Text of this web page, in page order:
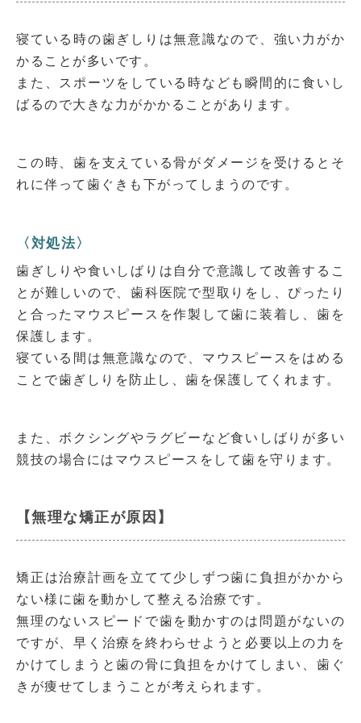
寝ている時の歯ぎしりは無意識なので、強い力がか
かることが多いです。
また、スポーツをしている時なども瞬間的に食いし
ばるので大きな力がかかることがあります。
この時、歯を支えている骨がダメージを受けるとそ
れに伴って歯ぐきも下がってしまうのです。
〈対処法〉
歯ぎしりや食いしばりは自分で意識して改善するこ
とが難しいので、歯科医院で型取りをし、ぴったり
と合ったマウスピースを作製して歯に装着し、歯を
保護します。
寝ている間は無意識なので、マウスピースをはめる
ことで歯ぎしりを防止し、歯を保護してくれます。
また、ボクシングやラグビーなど食いしばりが多い
競技の場合にはマウスピースをして歯を守ります。
【無理な矯正が原因】
矯正は治療計画を立てて少しずつ歯に負担がかから
ない様に歯を動かして整える治療です。
無理のないスピードで歯を動かすのは問題がないの
ですが、早く治療を終わらせようと必要以上の力を
かけてしまうと歯の骨に負担をかけてしまい、歯ぐ
きが痩せてしまうことが考えられます。